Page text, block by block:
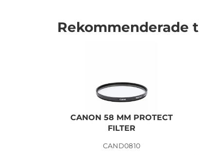
Rekommenderade
CANON 58 MM PROTECT
FILTER
CAND0810